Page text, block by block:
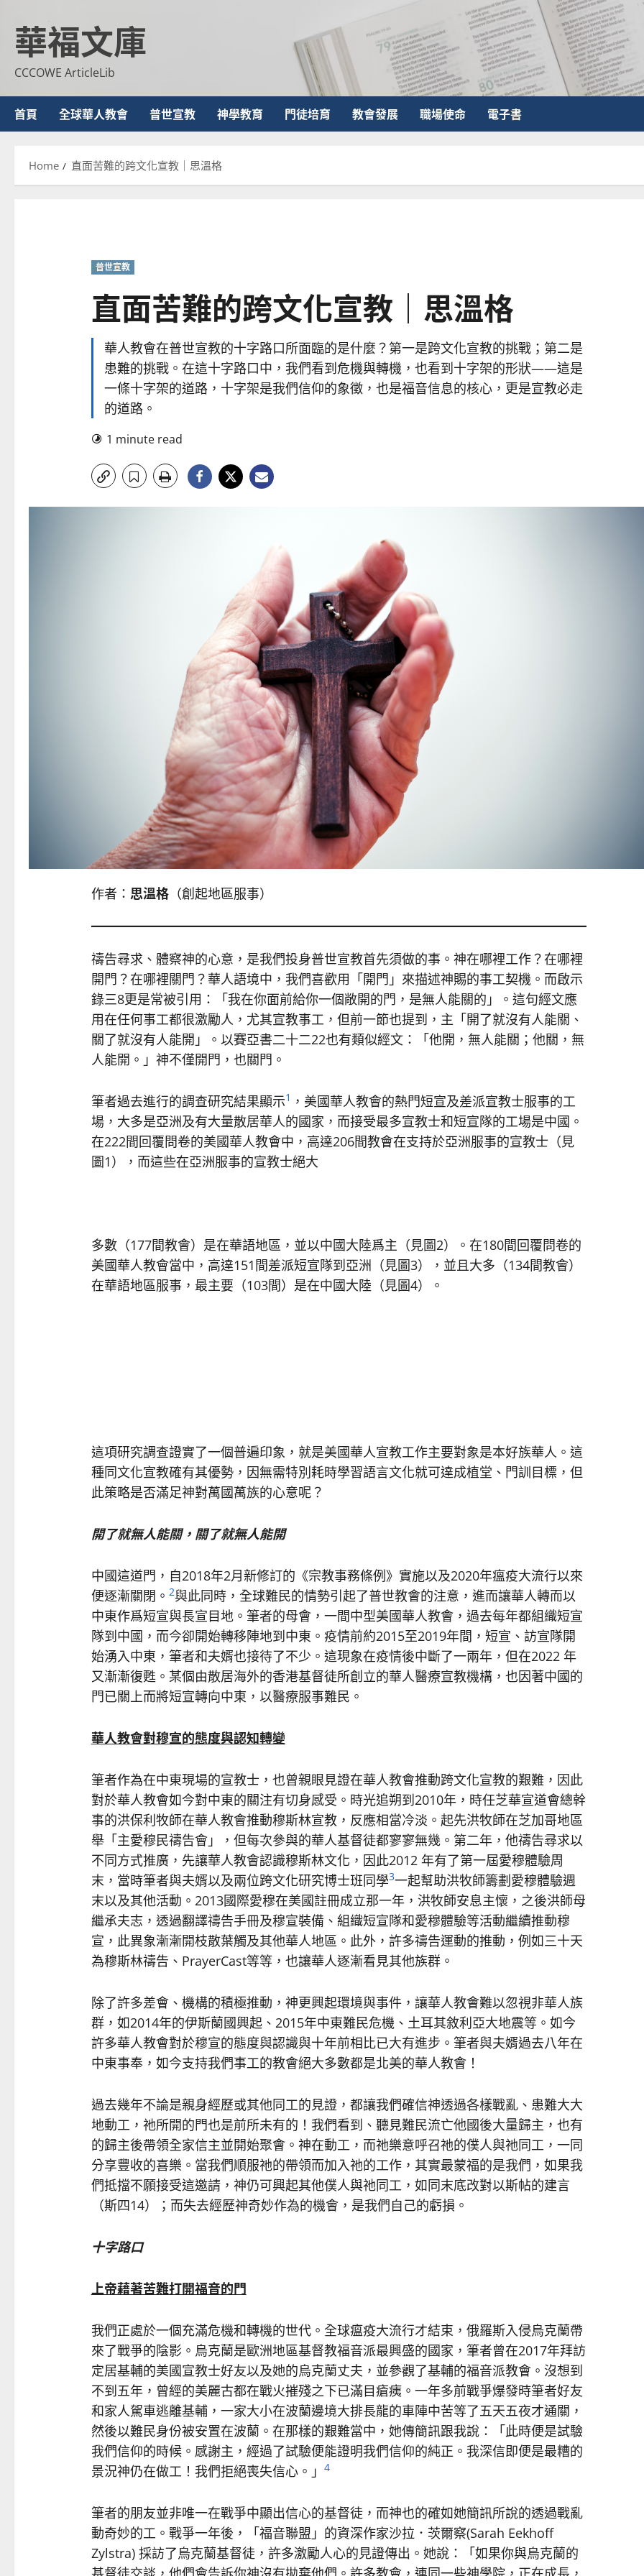
content
華福文庫
CCCOWE ArticleLib
首頁 全球華人教會 普世宣教 神學教育 門徒培育 教會發展 職場使命 電子書
Home 直面苦難的跨文化宣教｜思溫格
普世宣教
直面苦難的跨文化宣教｜思溫格
華人教會在普世宣教的十字路口所面臨的是什麼？第一是跨文化宣教的挑戰；第二是
患難的挑戰。在這十字路口中，我們看到危機與轉機，也看到十字架的形狀——這是
一條十字架的道路，十字架是我們信仰的象徵，也是福音信息的核心，更是宣教必走
的道路。
1 minute read
作者： 思溫格（創起地區服事）
禱告尋求、體察神的心意，是我們投身普世宣教首先須做的事。神在哪裡工作？在哪裡
開門？在哪裡關門？華人語境中，我們喜歡用「開門」來描述神賜的事工契機。而啟示
錄三8更是常被引用：「我在你面前給你一個敞開的門，是無人能關的」。這句經文應
用在任何事工都很激勵人，尤其宣教事工，但前一節也提到，主「開了就沒有人能關、
關了就沒有人能開」。以賽亞書二十二22也有類似經文：「他開，無人能關；他關，無
人能開。」神不僅開門，也關門。
筆者過去進行的調查研究結果顯示1 ，美國華人教會的熱門短宣及差派宣教士服事的工
場，大多是亞洲及有大量散居華人的國家，而接受最多宣教士和短宣隊的工場是中國。
在222間回覆問卷的美國華人教會中，高達206間教會在支持於亞洲服事的宣教士（見
圖1），而這些在亞洲服事的宣教士絕大
多數（177間教會）是在華語地區，並以中國大陸爲主（見圖2）。在180間回覆問卷的
美國華人教會當中，高達151間差派短宣隊到亞洲（見圖3），並且大多（134間教會）
在華語地區服事，最主要（103間）是在中國大陸（見圖4）。
這項研究調查證實了一個普遍印象，就是美國華人宣教工作主要對象是本好族華人。這
種同文化宣教確有其優勢，因無需特別耗時學習語言文化就可達成植堂、門訓目標，但
此策略是否滿足神對萬國萬族的心意呢？
開了就無人能關，關了就無人能開
中國這道門，自2018年2月新修訂的《宗教事務條例》實施以及2020年瘟疫大流行以來
便逐漸關閉。 2與此同時，全球難民的情勢引起了普世教會的注意，進而讓華人轉而以
中東作爲短宣與長宣目地。筆者的母會，一間中型美國華人教會，過去每年都組織短宣
隊到中國，而今卻開始轉移陣地到中東。疫情前約2015至2019年間，短宣、訪宣隊開
始湧入中東，筆者和夫婿也接待了不少。這現象在疫情後中斷了一兩年，但在2022 年
又漸漸復甦。某個由散居海外的香港基督徒所創立的華人醫療宣教機構，也因著中國的
門已關上而將短宣轉向中東，以醫療服事難民。
華人教會對穆宣的態度與認知轉變
筆者作為在中東現場的宣教士，也曾親眼見證在華人教會推動跨文化宣教的艱難，因此
對於華人教會如今對中東的關注有切身感受。時光追朔到2010年，時任芝華宣道會總幹
事的洪保利牧師在華人教會推動穆斯林宣教，反應相當冷淡。起先洪牧師在芝加哥地區
舉「主愛穆民禱告會」，但每次參與的華人基督徒都寥寥無幾。第二年，他禱告尋求以
不同方式推廣，先讓華人教會認識穆斯林文化，因此2012 年有了第一屆愛穆體驗周
末，當時筆者與夫婿以及兩位跨文化研究博士班同學3一起幫助洪牧師籌劃愛穆體驗週
末以及其他活動。2013國際愛穆在美國註冊成立那一年，洪牧師安息主懷，之後洪師母
繼承夫志，透過翻譯禱告手冊及穆宣裝備、組織短宣隊和愛穆體驗等活動繼續推動穆
宣，此異象漸漸開枝散葉觸及其他華人地區。此外，許多禱告運動的推動，例如三十天
為穆斯林禱告、PrayerCast等等，也讓華人逐漸看見其他族群。
除了許多差會、機構的積極推動，神更興起環境與事件，讓華人教會難以忽視非華人族
群，如2014年的伊斯蘭國興起、2015年中東難民危機、土耳其敘利亞大地震等。如今
許多華人教會對於穆宣的態度與認識與十年前相比已大有進步。筆者與夫婿過去八年在
中東事奉，如今支持我們事工的教會絕大多數都是北美的華人教會！
過去幾年不論是親身經歷或其他同工的見證，都讓我們確信神透過各樣戰亂、患難大大
地動工，祂所開的門也是前所未有的！我們看到、聽見難民流亡他國後大量歸主，也有
的歸主後帶領全家信主並開始聚會。神在動工，而祂樂意呼召祂的僕人與祂同工，一同
分享豐收的喜樂。當我們順服祂的帶領而加入祂的工作，其實最蒙福的是我們，如果我
們抵擋不願接受這邀請，神仍可興起其他僕人與祂同工，如同末底改對以斯帖的建言
（斯四14）；而失去經歷神奇妙作為的機會，是我們自己的虧損。
十字路口
上帝藉著苦難打開福音的門
我們正處於一個充滿危機和轉機的世代。全球瘟疫大流行才結束，俄羅斯入侵烏克蘭帶
來了戰爭的陰影。烏克蘭是歐洲地區基督教福音派最興盛的國家，筆者曾在2017年拜訪
定居基輔的美國宣教士好友以及她的烏克蘭丈夫，並參觀了基輔的福音派教會。沒想到
不到五年，曾經的美麗古都在戰火摧殘之下已滿目瘡痍。一年多前戰爭爆發時筆者好友
和家人駕車逃離基輔，一家大小在波蘭邊境大排長龍的車陣中苦等了五天五夜才通關，
然後以難民身份被安置在波蘭。在那樣的艱難當中，她傳簡訊跟我說：「此時便是試驗
我們信仰的時候。感謝主，經過了試驗便能證明我們信仰的純正。我深信即便是最糟的
景況神仍在做工！我們拒絕喪失信心。」
4
筆者的朋友並非唯一在戰爭中顯出信心的基督徒，而神也的確如她簡訊所說的透過戰亂
動奇妙的工。戰爭一年後，「福音聯盟」的資深作家沙拉．茨爾察(Sarah Eekhoff
Zylstra) 採訪了烏克蘭基督徒，許多激勵人心的見證傳出。她說：「如果你與烏克蘭的